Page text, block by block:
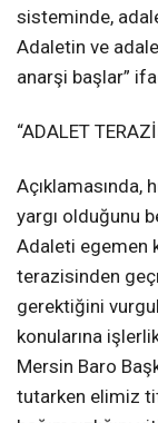
sisteminde,
Adaletin ve
anarşi başlar”
“ADALET
Açıklamasında,
yargı olduğunu
Adaleti egemen
terazisinden
gerektiğini
konularına
Mersin Baro
tutarken elimiz